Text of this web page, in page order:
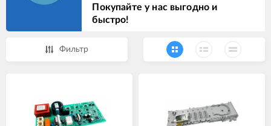
Покупайте у нас выгодно и
быстро!
Фильтр